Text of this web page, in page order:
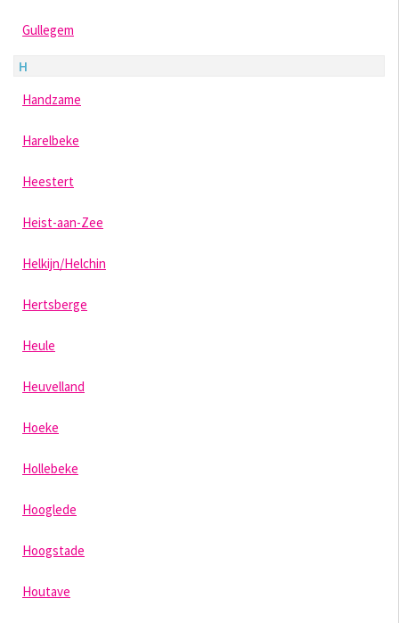
Gullegem
H
Handzame
Harelbeke
Heestert
Heist-aan-Zee
Helkijn/Helchin
Hertsberge
Heule
Heuvelland
Hoeke
Hollebeke
Hooglede
Hoogstade
Houtave